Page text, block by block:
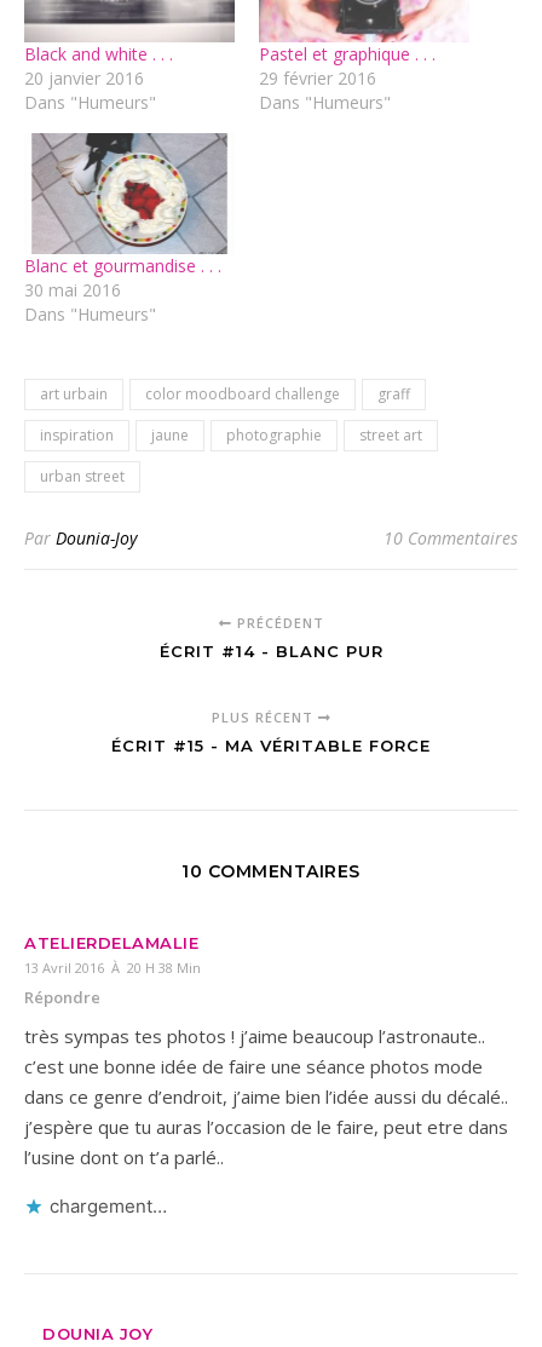
Black and white . . .
20 janvier 2016
Dans "Humeurs"
Pastel et graphique . . .
29 février 2016
Dans "Humeurs"
Blanc et gourmandise . . .
30 mai 2016
Dans "Humeurs"
art urbain color moodboard challenge
graff
inspiration
jaune photographie
street art
urban street
Par Dounia-Joy 10 Commentaires
PRÉCÉDENT
ÉCRIT #14 - BLANC PUR
PLUS RÉCENT
ÉCRIT #15 - MA VÉRITABLE FORCE
10 COMMENTAIRES
ATELIERDELAMALIE
13 Avril 2016 À 20 H 38 Min
Répondre
très sympas tes photos ! j’aime beaucoup l’astronaute..
c’est une bonne idée de faire une séance photos mode
dans ce genre d’endroit, j’aime bien l’idée aussi du décalé..
j’espère que tu auras l’occasion de le faire, peut etre dans
l’usine dont on t’a parlé..
chargement…
DOUNIA JOY